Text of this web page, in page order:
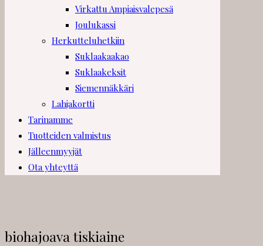
Virkattu Ampiaisvalepesä
Joulukassi
Herkutteluhetkiin
Suklaakaakao
Suklaakeksit
Siemennäkkäri
Lahjakortti
Tarinamme
Tuotteiden valmistus
Jälleenmyyjät
Ota yhteyttä
biohajoava tiskiaine